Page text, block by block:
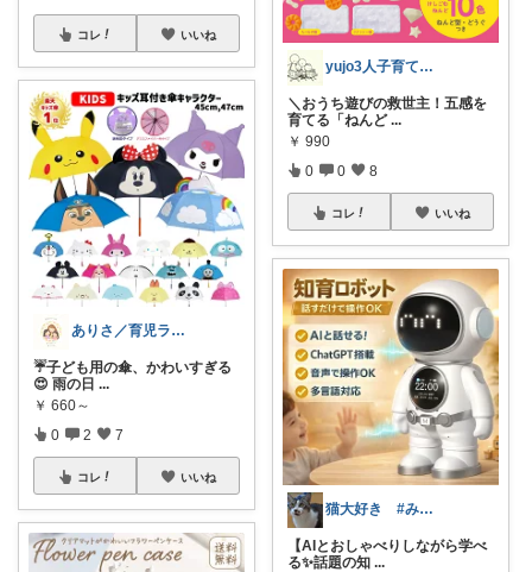
コレ いいね
ありさ／育児ラクする暮らし術
☔️子ども用の傘、かわいすぎる
😍 雨の日 ...
￥ 660～
0 2 7
コレ いいね
yujo3人子育て@楽々知育,受験＋糖質
＼おうち遊びの救世主！五感を
育てる「ねんど ...
￥ 990
0 0 8
コレ いいね
猫大好き #みなさんのお気持ちに感謝
【AIとおしゃべりしながら学べ
る✨話題の知 ...